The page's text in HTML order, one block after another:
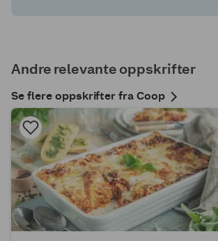
Andre relevante oppskrifter
Se flere oppskrifter fra Coop